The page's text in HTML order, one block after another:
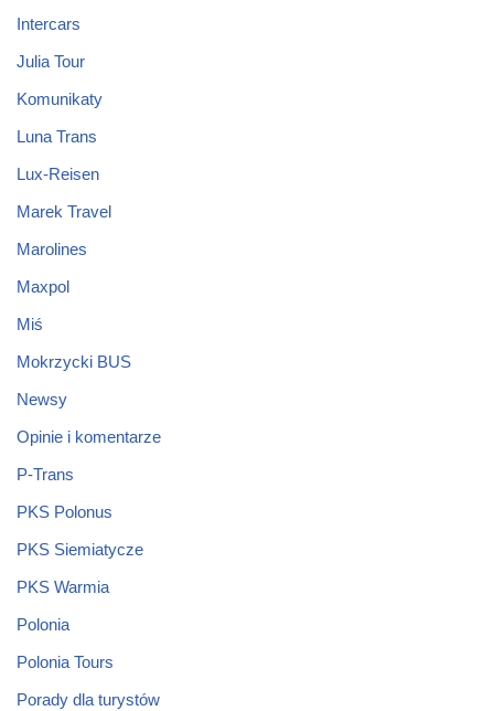
Intercars
Julia Tour
Komunikaty
Luna Trans
Lux-Reisen
Marek Travel
Marolines
Maxpol
Miś
Mokrzycki BUS
Newsy
Opinie i komentarze
P-Trans
PKS Polonus
PKS Siemiatycze
PKS Warmia
Polonia
Polonia Tours
Porady dla turystów